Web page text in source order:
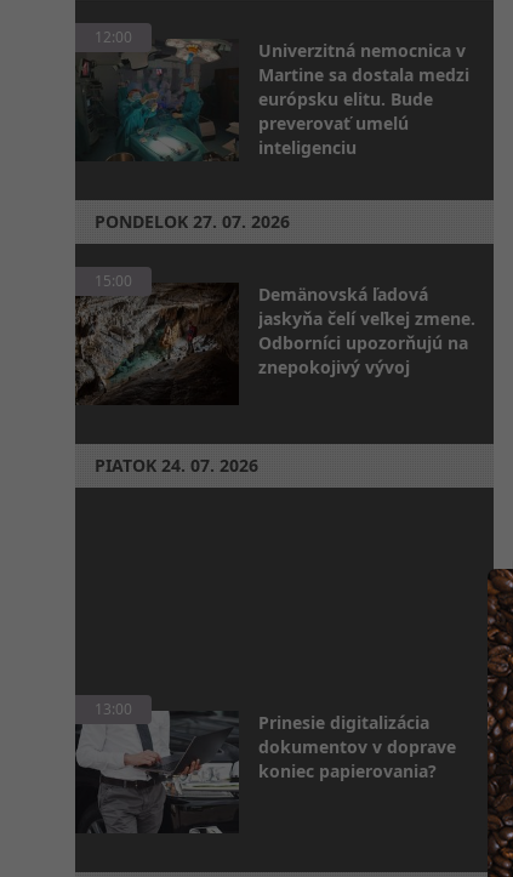
12:00
Univerzitná nemocnica v
Martine sa dostala medzi
európsku elitu. Bude
preverovať umelú
inteligenciu
PONDELOK 27. 07. 2026
15:00
Demänovská ľadová
jaskyňa čelí veľkej zmene.
Odborníci upozorňujú na
znepokojivý vývoj
PIATOK 24. 07. 2026
13:00
Prinesie digitalizácia
dokumentov v doprave
koniec papierovania?